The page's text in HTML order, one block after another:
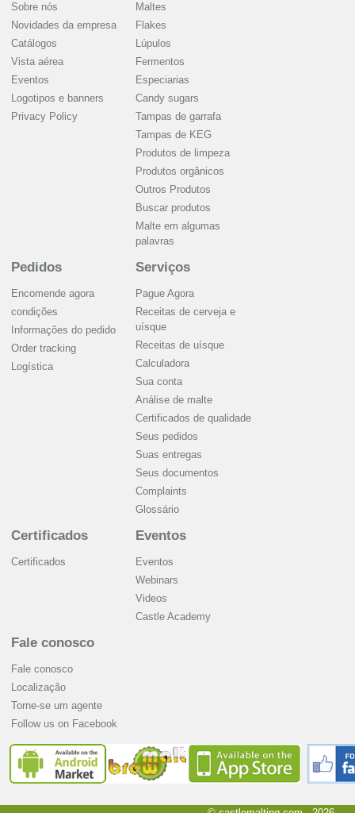
Sobre nós
Novidades da empresa
Catálogos
Vista aérea
Eventos
Logotipos e banners
Privacy Policy
Maltes
Flakes
Lúpulos
Fermentos
Especiarias
Candy sugars
Tampas de garrafa
Tampas de KEG
Produtos de limpeza
Produtos orgânicos
Outros Produtos
Buscar produtos
Malte em algumas
palavras
Pedidos
Encomende agora
condições
Informações do pedido
Order tracking
Logística
Serviços
Pague Agora
Receitas de cerveja e
uísque
Receitas de uísque
Calculadora
Sua conta
Análise de malte
Certificados de qualidade
Seus pedidos
Suas entregas
Seus documentos
Complaints
Glossário
Certificados
Certificados
Eventos
Eventos
Webinars
Videos
Castle Academy
Fale conosco
Fale conosco
Localização
Torne-se um agente
Follow us on Facebook